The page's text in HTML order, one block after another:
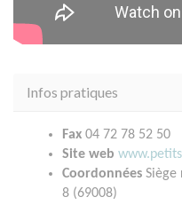
Infos pratiques
Fax 04 72 78 52 50
Site web
Coordonnées Siège
8 (69008)